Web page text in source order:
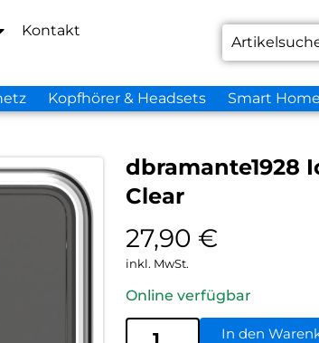
Kontakt
Kopfhörer & Headsets Smart
dbramante1928
Clear
27,90 €
inkl. MwSt.
Online verfügbar
In den